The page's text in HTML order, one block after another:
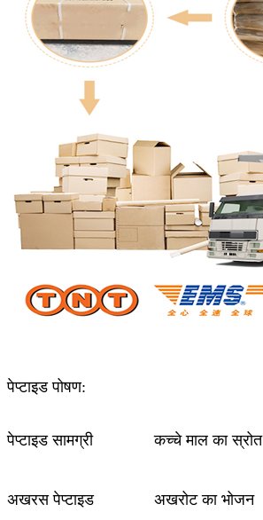
पेप्टाइड पोषण:
पेप्टाइड सामग्री कच्चे माल का स्रोत
अखरस पेप्टाइड अखरोट का भोजन